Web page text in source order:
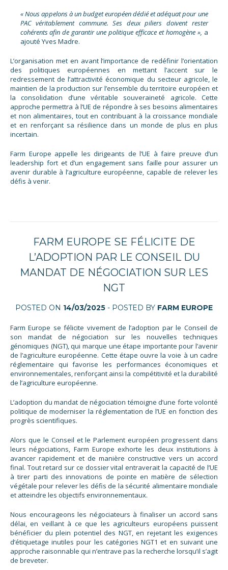
« Nous appelons à un budget européen dédié et adéquat pour une
PAC véritablement commune. Ses deux piliers doivent rester
cohérents afin de garantir une politique efficace et homogène », a
ajouté Yves Madre.
L’organisation met en avant l’importance de redéfinir l’orientation
des politiques européennes en mettant l’accent sur le
redressement de l’attractivité économique du secteur agricole, le
maintien de la production sur l’ensemble du territoire européen et
la consolidation d’une véritable souveraineté agricole. Cette
approche permettra à l’UE de répondre à ses besoins alimentaires
et non alimentaires, tout en contribuant à la croissance mondiale
et en renforçant sa résilience dans un monde de plus en plus
incertain.
Farm Europe appelle les dirigeants de l’UE à faire preuve d’un
leadership fort et d’un engagement sans faille pour assurer un
avenir durable à l’agriculture européenne, capable de relever les
défis à venir.
FARM EUROPE SE FÉLICITE DE
L’ADOPTION PAR LE CONSEIL DU
MANDAT DE NÉGOCIATION SUR LES
NGT
POSTED ON 14/03/2025 - POSTED BY FARM EUROPE
Farm Europe se félicite vivement de l’adoption par le Conseil de
son mandat de négociation sur les nouvelles techniques
génomiques (NGT), qui marque une étape importante pour l’avenir
de l’agriculture européenne. Cette étape ouvre la voie à un cadre
réglementaire qui favorise les performances économiques et
environnementales, renforçant ainsi la compétitivité et la durabilité
de l’agriculture européenne.
L’adoption du mandat de négociation témoigne d’une forte volonté
politique de moderniser la réglementation de l’UE en fonction des
progrès scientifiques.
Alors que le Conseil et le Parlement européen progressent dans
leurs négociations, Farm Europe exhorte les deux institutions à
avancer rapidement et de manière constructive vers un accord
final. Tout retard sur ce dossier vital entraverait la capacité de l’UE
à tirer parti des innovations de pointe en matière de sélection
végétale pour relever les défis de la sécurité alimentaire mondiale
et atteindre les objectifs environnementaux.
Nous encourageons les négociateurs à finaliser un accord sans
délai, en veillant à ce que les agriculteurs européens puissent
bénéficier du plein potentiel des NGT, en rejetant les exigences
d’étiquetage inutiles pour les catégories NGT1 et en suivant une
approche raisonnable qui n’entrave pas la recherche lorsqu’il s’agit
de breveter.